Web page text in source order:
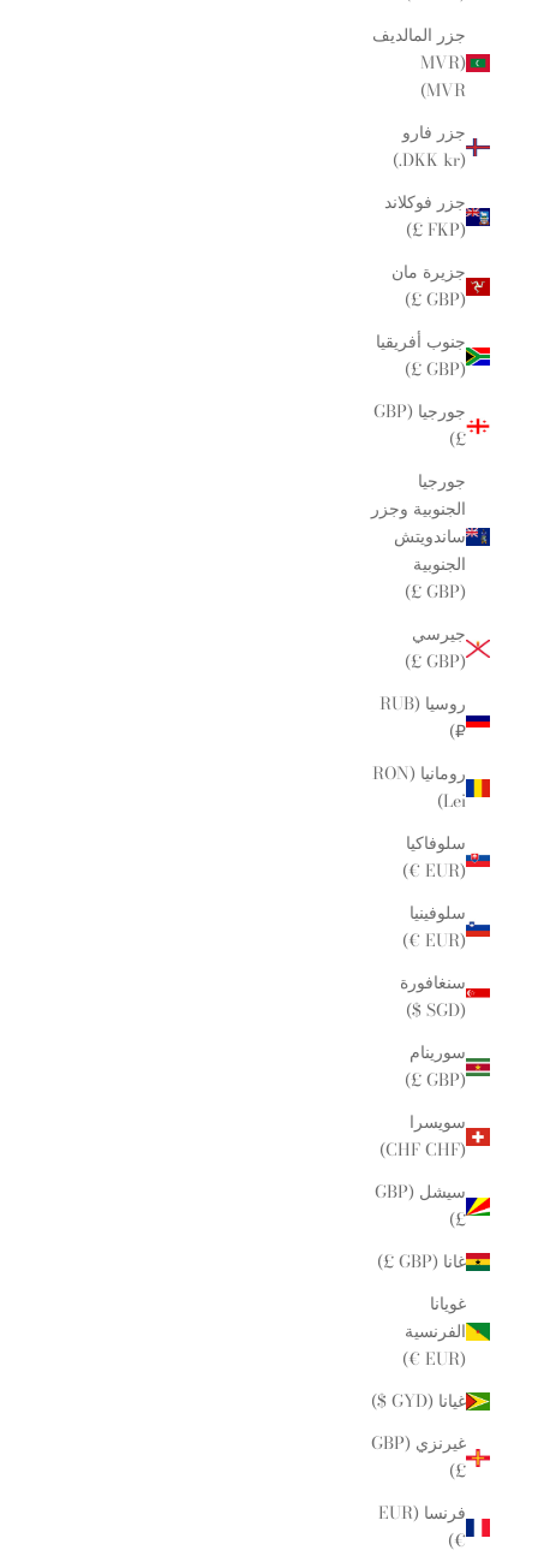
جزر المالديف
(MVR
MVR)
جزر فارو
(DKK kr.)
جزر فوكلاند
(FKP £)
جزيرة مان
(GBP £)
جنوب أفريقيا
(GBP £)
جورجيا (GBP
£)
جورجيا
الجنوبية وجزر
ساندويتش
الجنوبية
(GBP £)
جيرسي
(GBP £)
روسيا (RUB
₽)
رومانيا (RON
Lei)
سلوفاكيا
(EUR €)
سلوفينيا
(EUR €)
سنغافورة
(SGD $)
سورينام
(GBP £)
سويسرا
(CHF CHF)
سيشل (GBP
£)
غانا (GBP £)
غويانا
الفرنسية
(EUR €)
غيانا (GYD $)
غيرنزي (GBP
£)
فرنسا (EUR
€)